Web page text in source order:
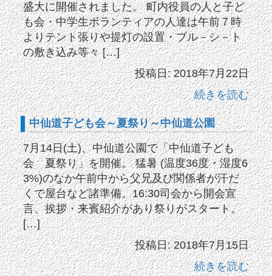
盛大に開催されました。 町内役員の人と子ど
も会・中学生ボランティアの人達は午前７時
よりテント張りや提灯の設置・ブル－シ－ト
の敷き込み等々 […]
投稿日: 2018年7月22日
続きを読む
中仙道子ども会～夏祭り～中仙道公園
7月14日(土)、中仙道公園で「中仙道子ども
会 夏祭り」を開催。 猛暑 (温度36度・湿度6
3%)のなか午前中から父兄及び関係者が汗だ
くで屋台など諸準備。16:30司会から開会宣
言、挨拶・来賓紹介があり祭りがスタート。
[…]
投稿日: 2018年7月15日
続きを読む